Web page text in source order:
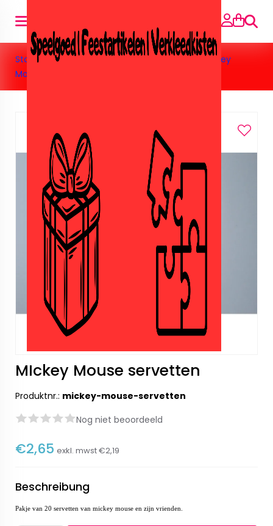
Suche
Startseite» Feestartikelen »Mickey Mouse » MIckey
Mouse servetten
MIckey Mouse servetten
Produktnr.: mickey-mouse-servetten
Nog niet beoordeeld
€2,65 exkl. mwst€2,19
Beschreibung
Pakje van 20 servetten van mickey mouse en zijn vrienden.